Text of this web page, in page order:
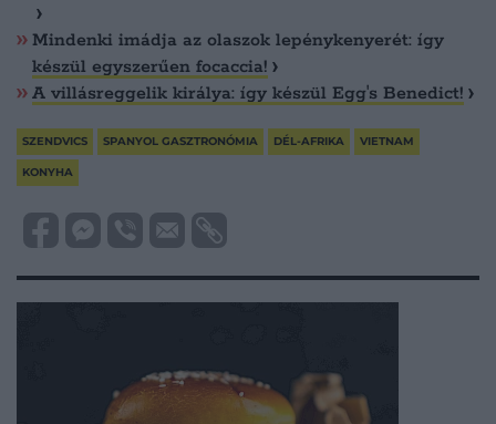
Mindenki imádja az olaszok lepénykenyerét: így
készül egyszerűen focaccia!
A villásreggelik királya: így készül Egg's Benedict!
SZENDVICS SPANYOL GASZTRONÓMIA DÉL-AFRIKA VIETNAM
KONYHA